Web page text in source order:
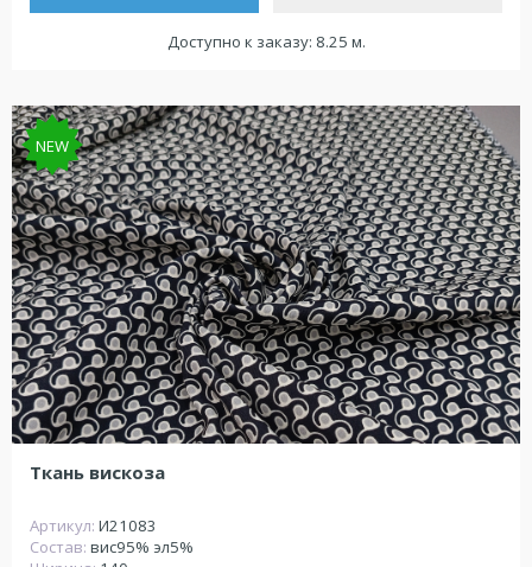
Доступно к заказу: 8.25 м.
NEW
Ткань вискоза
Артикул: И21083
Состав: вис95% эл5%